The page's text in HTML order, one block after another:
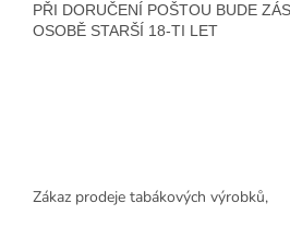
PŘI DORUČENÍ POŠTOU BUDE
OSOBĚ STARŠÍ 18-TI LET
Zákaz prodeje tabákových výrobků,